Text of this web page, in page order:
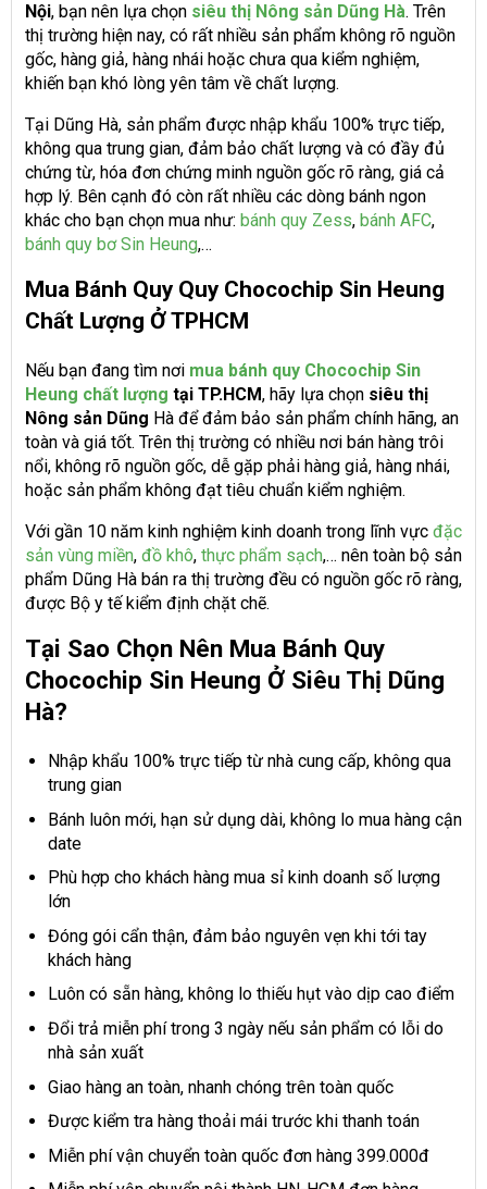
Nội, bạn nên lựa chọn siêu thị Nông sản Dũng Hà. Trên
thị trường hiện nay, có rất nhiều sản phẩm không rõ nguồn
gốc, hàng giả, hàng nhái hoặc chưa qua kiểm nghiệm,
khiến bạn khó lòng yên tâm về chất lượng.
Tại Dũng Hà, sản phẩm được nhập khẩu 100% trực tiếp,
không qua trung gian, đảm bảo chất lượng và có đầy đủ
chứng từ, hóa đơn chứng minh nguồn gốc rõ ràng, giá cả
hợp lý. Bên cạnh đó còn rất nhiều các dòng bánh ngon
khác cho bạn chọn mua như: bánh quy Zess, bánh AFC,
bánh quy bơ Sin Heung,…
Mua Bánh Quy Quy Chocochip Sin Heung
Chất Lượng Ở TPHCM
Nếu bạn đang tìm nơi mua bánh quy Chocochip Sin
Heung chất lượng tại TP.HCM, hãy lựa chọn siêu thị
Nông sản Dũng Hà để đảm bảo sản phẩm chính hãng, an
toàn và giá tốt. Trên thị trường có nhiều nơi bán hàng trôi
nổi, không rõ nguồn gốc, dễ gặp phải hàng giả, hàng nhái,
hoặc sản phẩm không đạt tiêu chuẩn kiểm nghiệm.
Với gần 10 năm kinh nghiệm kinh doanh trong lĩnh vực đặc
sản vùng miền, đồ khô, thực phẩm sạch,… nên toàn bộ sản
phẩm Dũng Hà bán ra thị trường đều có nguồn gốc rõ ràng,
được Bộ y tế kiểm định chặt chẽ.
Tại Sao Chọn Nên Mua Bánh Quy
Chocochip Sin Heung Ở Siêu Thị Dũng
Hà?
Nhập khẩu 100% trực tiếp từ nhà cung cấp, không qua
trung gian
Bánh luôn mới, hạn sử dụng dài, không lo mua hàng cận
date
Phù hợp cho khách hàng mua sỉ kinh doanh số lượng
lớn
Đóng gói cẩn thận, đảm bảo nguyên vẹn khi tới tay
khách hàng
Luôn có sẵn hàng, không lo thiếu hụt vào dịp cao điểm
Đổi trả miễn phí trong 3 ngày nếu sản phẩm có lỗi do
nhà sản xuất
Giao hàng an toàn, nhanh chóng trên toàn quốc
Được kiểm tra hàng thoải mái trước khi thanh toán
Miễn phí vận chuyển toàn quốc đơn hàng 399.000đ